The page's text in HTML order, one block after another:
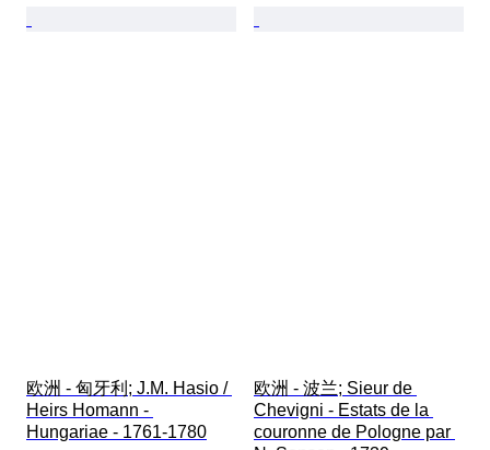
欧洲 - 匈牙利; J.M. Hasio /
Heirs Homann -
Hungariae - 1761-1780
欧洲 - 波兰; Sieur de
Chevigni - Estats de la
couronne de Pologne par